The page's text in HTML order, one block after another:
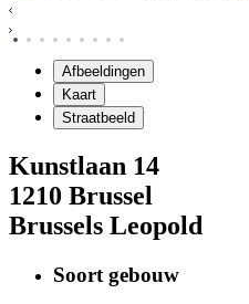
Afbeeldingen
Kaart
Straatbeeld
Kunstlaan 14
1210 Brussel
Brussels Leopold
Soort gebouw